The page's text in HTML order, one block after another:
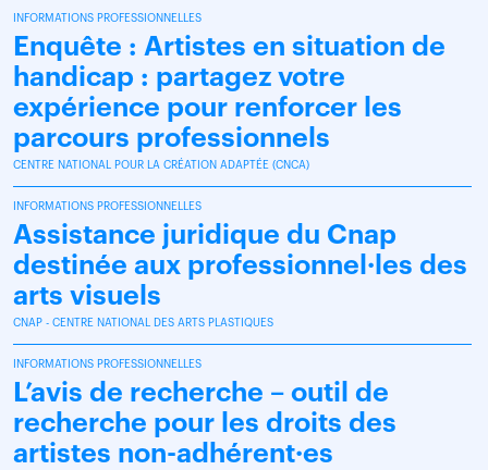
INFORMATIONS PROFESSIONNELLES
Enquête : Artistes en situation de
handicap : partagez votre
expérience pour renforcer les
parcours professionnels
CENTRE NATIONAL POUR LA CRÉATION ADAPTÉE (CNCA)
INFORMATIONS PROFESSIONNELLES
Assistance juridique du Cnap
destinée aux professionnel·les des
arts visuels
CNAP - CENTRE NATIONAL DES ARTS PLASTIQUES
INFORMATIONS PROFESSIONNELLES
L’avis de recherche – outil de
recherche pour les droits des
artistes non-adhérent·es